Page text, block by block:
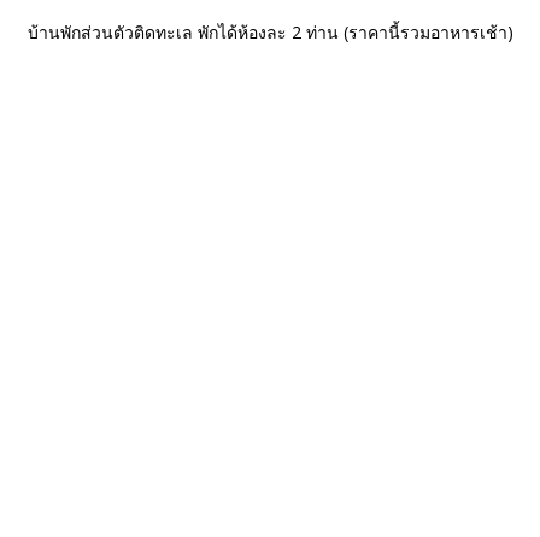
บ้านพักส่วนตัวติดทะเล พักได้ห้องละ 2 ท่าน (ราคานี้รวมอาหารเช้า)